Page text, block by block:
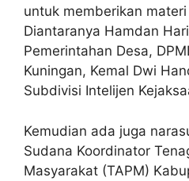
untuk memberikan
Diantaranya Hamdan
Pemerintahan Desa,
Kuningan, Kemal Dwi
Subdivisi Intelijen
Kemudian ada juga
Sudana Koordinator
Masyarakat (TAPM)